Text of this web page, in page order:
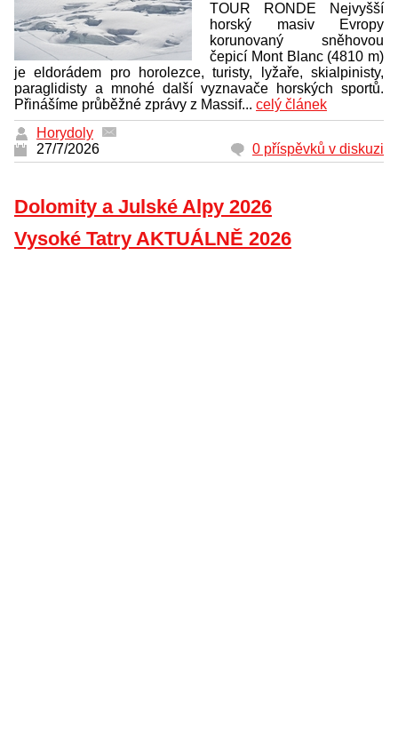
TOUR RONDE Nejvyšší
horský masiv Evropy
korunovaný sněhovou
čepicí Mont Blanc (4810 m)
je eldorádem pro horolezce, turisty, lyžaře, skialpinisty,
paraglidisty a mnohé další vyznavače horských sportů.
Přinášíme průběžné zprávy z Massif... celý článek
Horydoly
27/7/2026
0 příspěvků v diskuzi
Dolomity a Julské Alpy 2026
Vysoké Tatry AKTUÁLNĚ 2026